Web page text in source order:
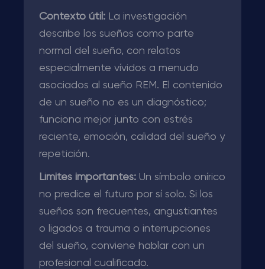
Contexto útil: La investigación
describe los sueños como parte
normal del sueño, con relatos
especialmente vívidos a menudo
asociados al sueño REM. El contenido
de un sueño no es un diagnóstico;
funciona mejor junto con estrés
reciente, emoción, calidad del sueño y
repetición.
Límites importantes: Un símbolo onírico
no predice el futuro por sí solo. Si los
sueños son frecuentes, angustiantes
o ligados a trauma o interrupciones
del sueño, conviene hablar con un
profesional cualificado.